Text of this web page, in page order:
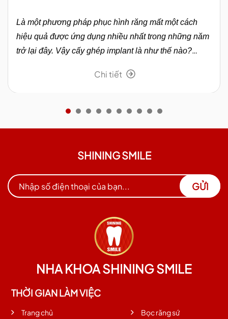
Là một phương pháp phục hình răng mất một cách
hiệu quả được ứng dụng nhiều nhất trong những năm
trở lại đây. Vậy cấy ghép implant là như thế nào?
Chi tiết
SHINING SMILE
GỬI
NHA KHOA SHINING SMILE
THỜI GIAN LÀM VIỆC
Trang chủ
Bọc răng sứ